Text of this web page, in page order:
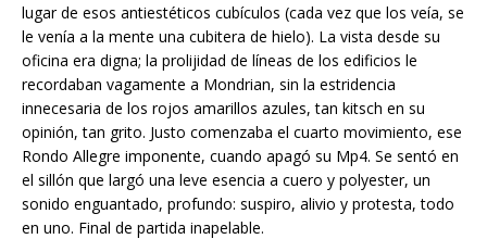
lugar de esos antiestéticos cubículos (cada vez que los veía, se
le venía a la mente una cubitera de hielo). La vista desde su
oficina era digna; la prolijidad de líneas de los edificios le
recordaban vagamente a Mondrian, sin la estridencia
innecesaria de los rojos amarillos azules, tan kitsch en su
opinión, tan grito. Justo comenzaba el cuarto movimiento, ese
Rondo Allegre imponente, cuando apagó su Mp4. Se sentó en
el sillón que largó una leve esencia a cuero y polyester, un
sonido enguantado, profundo: suspiro, alivio y protesta, todo
en uno. Final de partida inapelable.